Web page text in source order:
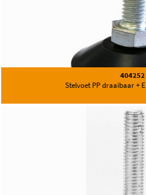
404252
Stelvoet PP draaibaar +